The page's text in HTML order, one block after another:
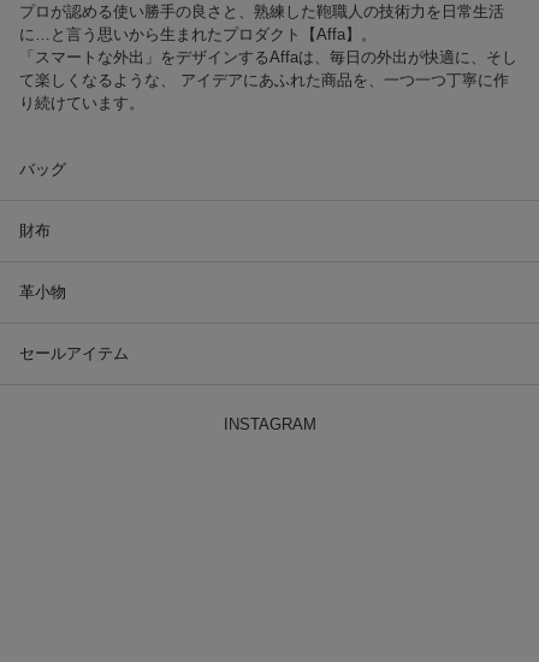
プロが認める使い勝手の良さと、熟練した鞄職人の技術力を日常生活
に…と言う思いから生まれたプロダクト【Affa】。
「スマートな外出」をデザインするAffaは、毎日の外出が快適に、そし
て楽しくなるような、 アイデアにあふれた商品を、一つ一つ丁寧に作
り続けています。
バッグ
財布
革小物
セールアイテム
INSTAGRAM